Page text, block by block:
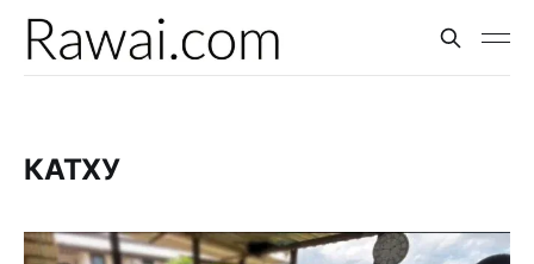
КАТХУ